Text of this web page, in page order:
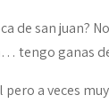
de san juan?
tengo ganas
pero a veces